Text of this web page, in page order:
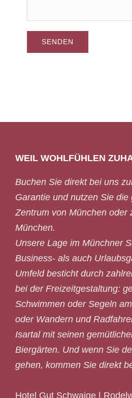
WEIL WOHLFÜHLEN
Buchen Sie direkt bei uns
Garantie und nutzen Sie die
Zentrum von München oder
München.
Unsere Lage im Münchner
Business- als auch
Umfeld besticht durch
bei der Freizeitgestaltung:
Schwimmen oder Segeln
oder Wandern und
Isartal mit seinen
Biergärten. Und wenn Sie
gehen, kommen Sie direkt
Hotel Gut Schwaige |